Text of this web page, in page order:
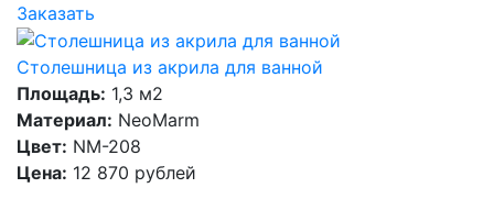
Заказать
Столешница из акрила для ванной
Площадь: 1,3 м2
Материал: NeoMarm
Цвет: NM-208
Цена: 12 870 рублей